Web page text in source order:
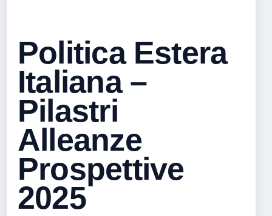
Politica Estera
Italiana –
Pilastri
Alleanze
Prospettive
2025